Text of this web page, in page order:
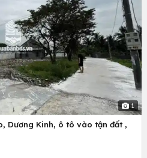
1
Dương Kinh, ô tô vào tận đất ,